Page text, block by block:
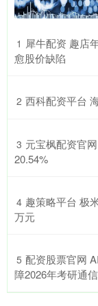
1 犀牛配资 趣店
愈股价缺陷
2 西科配资平台
3 元宝枫配资官
20.54%
4 趣策略平台 极
万元
5 配资股票官网
障2026年考研通